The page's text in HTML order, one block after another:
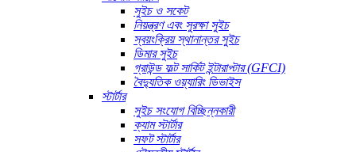
সুইচ ও সকেট
নিয়ন্ত্রণ এবং সুরক্ষা সুইচ
স্বয়ংক্রিয় স্থানান্তর সুইচ
ডিমার সুইচ
গ্রাউন্ড ফল্ট সার্কিট ইন্টারাপ্টার (GFCI)
বৈদ্যুতিক ওয়্যারিং ডিভাইস
স্টার্টার
সুইচ সংযোগ বিচ্ছিন্নকারী
ক্যাম স্টার্টার
সফট স্টার্টার